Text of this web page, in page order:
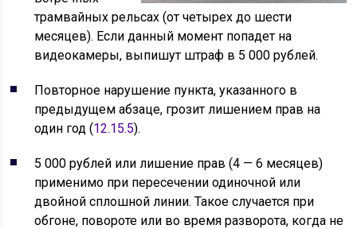
трамвайных рельсах (от четырех до шести
месяцев). Если данный момент попадет на
видеокамеры, выпишут штраф в 5 000 рублей.
Повторное нарушение пункта, указанного в
предыдущем абзаце, грозит лишением прав на
один год (12.15.5).
5 000 рублей или лишение прав (4 — 6 месяцев)
применимо при пересечении одиночной или
двойной сплошной линии. Такое случается при
обгоне, повороте или во время разворота, когда не